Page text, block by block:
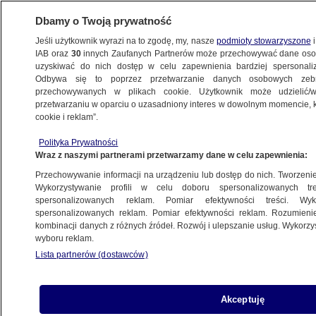
Podjechał hulajnogą na parking,
poszarpał za klamki i podpalił auto
Dbamy o Twoją prywatność
Jeśli użytkownik wyrazi na to zgodę, my, nasze podmioty stowarzyszone
IAB oraz 30innych Zaufanych Partnerów może przechowywać dane
uzyskiwać do nich dostęp w celu zapewnienia bardziej
Odbywa się to poprzez przetwarzanie danych osobowych
przechowywanych w plikach cookie. Użytkownik może
przetwarzaniu w oparciu o uzasadniony interes w dowolnym momencie,
cookie i reklam”.
Polityka Prywatności
Wraz z naszymi partnerami przetwarzamy dane w celu zapewnienia:
Przechowywanie informacji na urządzeniu lub dostęp do nich.
Wykorzystywanie profili w celu doboru spersonalizowanych
spersonalizowanych reklam. Pomiar efektywności treści.
spersonalizowanych reklam. Pomiar efektywności reklam.
kombinacji danych z różnych źródeł. Rozwój i ulepszanie usług.
wyboru reklam.
Lista partnerów (dostawców)
Akceptuję